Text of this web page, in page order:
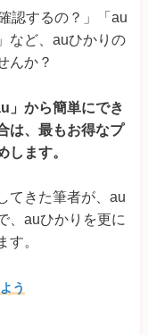
認するの？」「au
など、auひかりの
んか？
」から簡単にでき
は、最もお得なプ
します。
てきた筆者が、au
、auひかりを更に
す。
う